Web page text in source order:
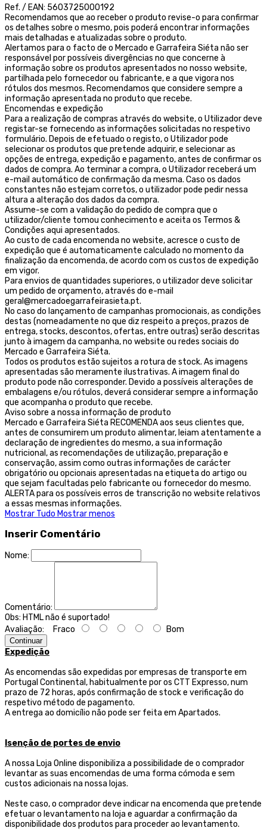
Ref. / EAN: 5603725000192
Recomendamos que ao receber o produto revise-o para confirmar
os detalhes sobre o mesmo, pois poderá encontrar informações
mais detalhadas e atualizadas sobre o produto.
Alertamos para o facto de o Mercado e Garrafeira Siéta não ser
responsável por possíveis divergências no que concerne à
informação sobre os produtos apresentados no nosso website,
partilhada pelo fornecedor ou fabricante, e a que vigora nos
rótulos dos mesmos. Recomendamos que considere sempre a
informação apresentada no produto que recebe.
Encomendas e expedição
Para a realização de compras através do website, o Utilizador deve
registar-se fornecendo as informações solicitadas no respetivo
formulário. Depois de efetuado o registo, o Utilizador pode
selecionar os produtos que pretende adquirir, e selecionar as
opções de entrega, expedição e pagamento, antes de confirmar os
dados de compra. Ao terminar a compra, o Utilizador receberá um
e-mail automático de confirmação da mesma. Caso os dados
constantes não estejam corretos, o utilizador pode pedir nessa
altura a alteração dos dados da compra.
Assume-se com a validação do pedido de compra que o
utilizador/cliente tomou conhecimento e aceita os Termos &
Condições aqui apresentados.
Ao custo de cada encomenda no website, acresce o custo de
expedição que é automaticamente calculado no momento da
finalização da encomenda, de acordo com os custos de expedição
em vigor.
Para envios de quantidades superiores, o utilizador deve solicitar
um pedido de orçamento, através do e-mail
geral@mercadoegarrafeirasieta.pt.
No caso do lançamento de campanhas promocionais, as condições
destas (nomeadamente no que diz respeito a preços, prazos de
entrega, stocks, descontos, ofertas, entre outras) serão descritas
junto à imagem da campanha, no website ou redes sociais do
Mercado e Garrafeira Siéta.
Todos os produtos estão sujeitos a rotura de stock. As imagens
apresentadas são meramente ilustrativas. A imagem final do
produto pode não corresponder. Devido a possíveis alterações de
embalagens e/ou rótulos, deverá considerar sempre a informação
que acompanha o produto que recebe.
Aviso sobre a nossa informação de produto
Mercado e Garrafeira Siéta RECOMENDA aos seus clientes que,
antes de consumirem um produto alimentar, leiam atentamente a
declaração de ingredientes do mesmo, a sua informação
nutricional, as recomendações de utilização, preparação e
conservação, assim como outras informações de carácter
obrigatório ou opcionais apresentadas na etiqueta do artigo ou
que sejam facultadas pelo fabricante ou fornecedor do mesmo.
ALERTA para os possíveis erros de transcrição no website relativos
a essas mesmas informações.
Mostrar Tudo Mostrar menos
Inserir Comentário
Nome:
Comentário:
Obs: HTML não é suportado!
Avaliação: Fraco Bom
Continuar
Expedição
As encomendas são expedidas por empresas de transporte em
Portugal Continental, habitualmente por os CTT Expresso,num
prazo de 72 horas, após confirmação de stock e verificação do
respetivo método de pagamento.
A entrega ao domicílio não pode ser feita em Apartados.
Isenção de portes de envio
A nossa Loja Online disponibiliza a possibilidade de o comprador
levantar as suas encomendas de uma forma cómoda e sem
custos adicionais na nossa lojas.
Neste caso, o comprador deve indicar na encomenda que pretende
efetuar o levantamento na loja e aguardar a confirmação da
disponibilidade dos produtos para proceder ao levantamento.